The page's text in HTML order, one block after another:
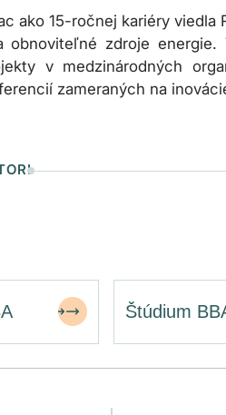
ako 15-ročnej kariéry
obnoviteľné zdroje
v medzinárodných
zameraných na
Štúdium